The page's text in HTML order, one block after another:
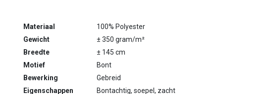
Materiaal
100% Polyester
Gewicht
± 350 gram/m²
Breedte
± 145 cm
Motief
Bont
Bewerking
Gebreid
Eigenschappen
Bontachtig, soepel, zacht